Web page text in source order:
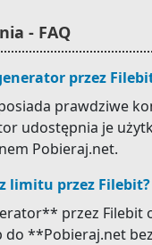
- FAQ
przez
prawdziwe
udostępnia je
Pobieraj.net.
limitu przez Filebit?
przez Filebit
do **Pobieraj.net